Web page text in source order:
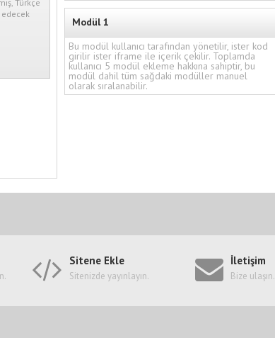
Türkçe
edecek
Modül 1
Bu modül kullanıcı tarafından yönetilir, ister kod
girilir ister iframe ile içerik çekilir. Toplamda
kullanıcı 5 modül ekleme hakkına sahiptir, bu
modül dahil tüm sağdaki modüller manuel
olarak sıralanabilir.
Sitene Ekle
Sitenizde yayınlayın.
İletişim
Bize ulaşın.